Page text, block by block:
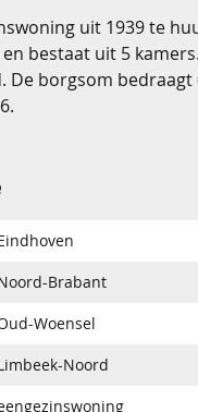
uit 1939 te
en bestaat uit 5
De borgsom bedraagt
Brabant
Woensel
Noord